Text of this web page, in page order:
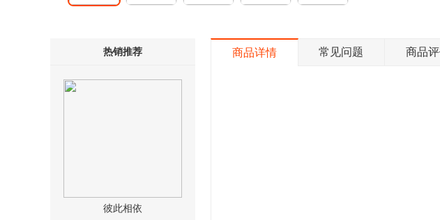
热销推荐
彼此相依
商品详情 常见问题 商品